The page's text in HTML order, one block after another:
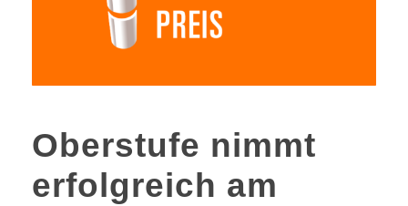
Oberstufe nimmt
erfolgreich am